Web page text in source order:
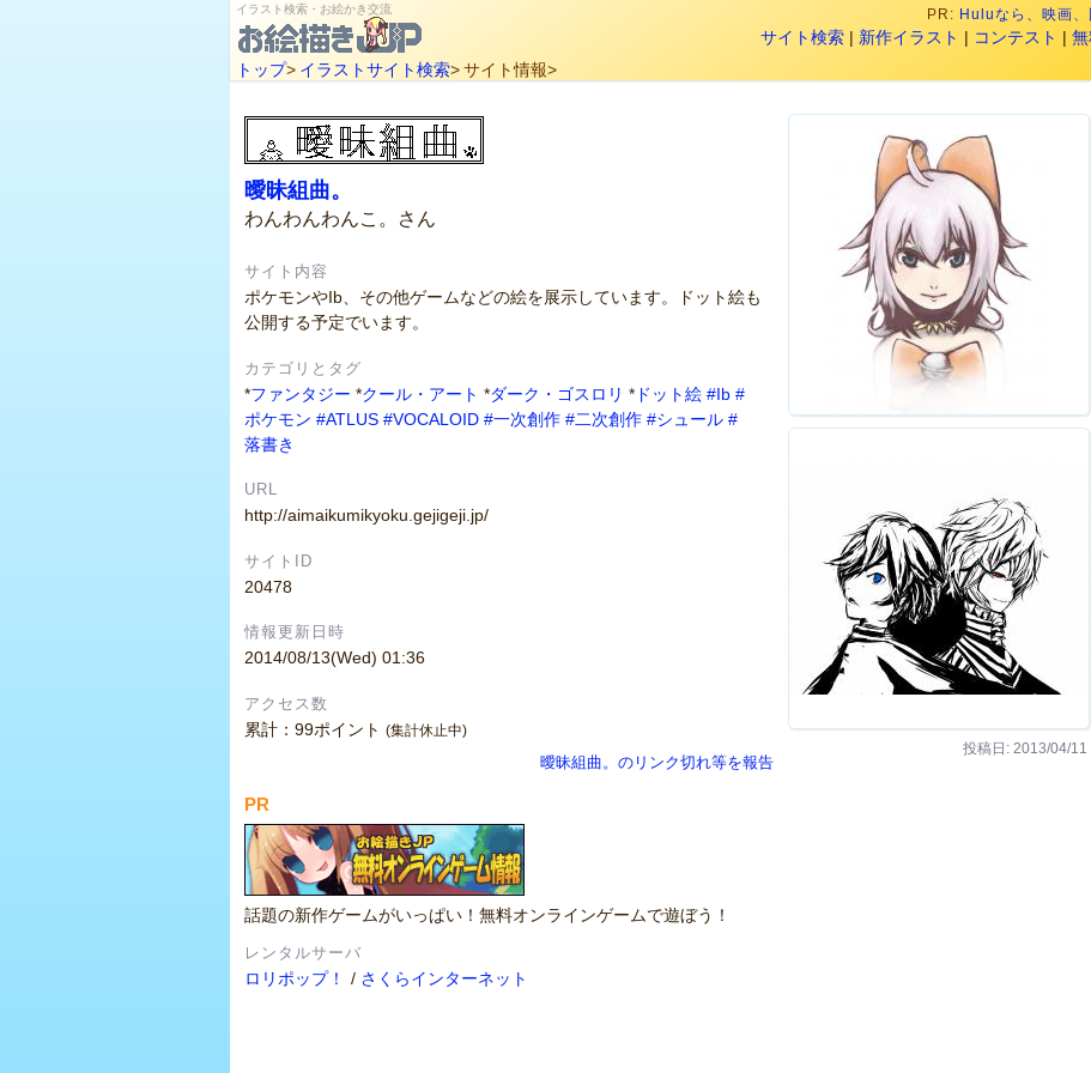
イラスト検索・お絵かき交流 PR: Huluなら、映画、
サイト検索 | 新作イラスト | コンテスト |
トップ> イラストサイト検索>サイト情報>
投稿日: 2013/04/11
曖昧組曲。
わんわんわんこ。さん
サイト内容
ポケモンやIb、その他ゲームなどの絵を展示しています。ドット絵も
公開する予定でいます。
カテゴリとタグ
*ファンタジー *クール・アート *ダーク・ゴスロリ * ドット絵 #Ib #
ポケモン #ATLUS #VOCALOID #一次創作 #二次創作 #シュール #
落書き
URL
http://aimaikumikyoku.gejigeji.jp/
サイトID
20478
情報更新日時
2014/08/13(Wed) 01:36
アクセス数
累計：99ポイント (集計休止中)
曖昧組曲。のリンク切れ等を報告
PR
話題の新作ゲームがいっぱい！無料オンラインゲームで遊ぼう！
レンタルサーバ
ロリポップ！ / さくらインターネット